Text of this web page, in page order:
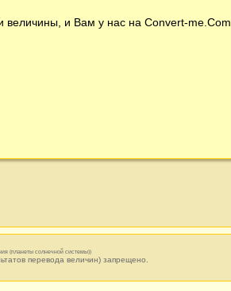
величины, и Вам у нас на Convert-me.Com
(планеты солнечной системы))
перевода величин) запрещено.